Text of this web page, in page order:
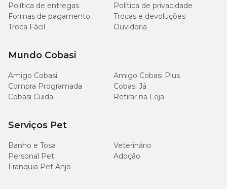
Política de entregas
Política de privacidade
Formas de pagamento
Trocas e devoluções
Troca Fácil
Ouvidoria
Mundo Cobasi
Amigo Cobasi
Amigo Cobasi Plus
Compra Programada
Cobasi Já
Cobasi Cuida
Retirar na Loja
Serviços Pet
Banho e Tosa
Veterinário
Personal Pet
Adoção
Franquia Pet Anjo